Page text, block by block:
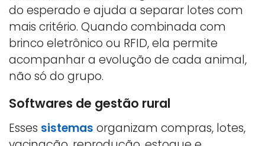
do esperado e ajuda a separar lotes com
mais critério. Quando combinada com
brinco eletrônico ou RFID, ela permite
acompanhar a evolução de cada animal,
não só do grupo.
Softwares de gestão rural
Esses sistemas organizam compras, lotes,